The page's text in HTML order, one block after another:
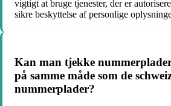
vigtigt at bruge tjenester, der er
sikre beskyttelse af personlige
Kan man tjekke
på samme måde som de
nummerplader?